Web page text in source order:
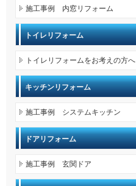
施工事例 内窓リフォーム
トイレリフォーム
トイレリフォームをお考えの方へ
キッチンリフォーム
施工事例 システムキッチン
ドアリフォーム
施工事例 玄関ドア